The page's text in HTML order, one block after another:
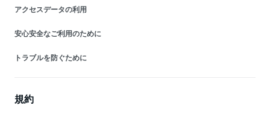
アクセスデータの利用
安心安全なご利用のために
トラブルを防ぐために
規約